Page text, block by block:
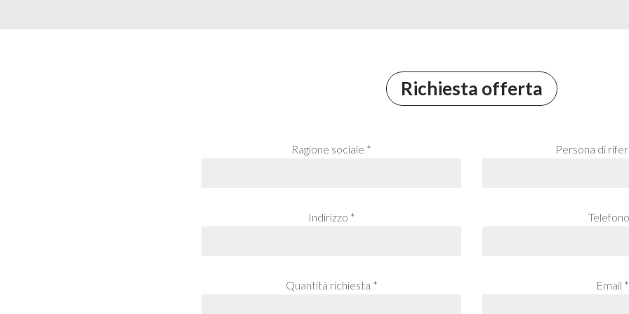
Richiesta offerta
Ragione sociale * Persona di
Indirizzo *
Quantità richiesta * Email *